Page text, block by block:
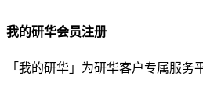
我的研华会员注册
「我的研华」为研华客户专属服